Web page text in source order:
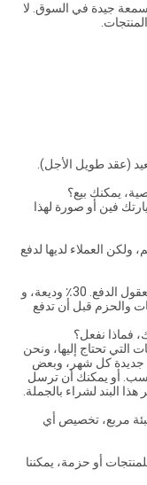
سمعة جيدة في السوق. لا
فين أو صورة لهذا
ولكن العملاء لديها لدفع
نحن نقبل t / t أو بايبال ويسترن يونيون وجميع معقول الدفع. 30٪ وديعة، و
والحزم قبل أن تدفع
تحتاج إليها، ونحن
جديدة كل شهر، وبعض
أو يمكنك أن ترسل
البند لشراء بالجملة.
مربع، تخصيص أي
أو حزمة، يمكننا